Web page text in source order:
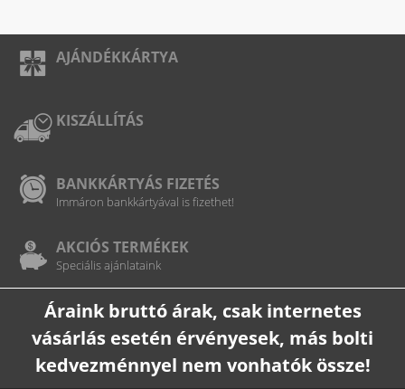
AJÁNDÉKKÁRTYA
KISZÁLLÍTÁS
BANKKÁRTYÁS FIZETÉS
Immáron bankkártyával is fizethet!
AKCIÓS TERMÉKEK
Speciális ajánlataink
Áraink bruttó árak, csak internetes
vásárlás esetén érvényesek, más bolti
kedvezménnyel nem vonhatók össze!